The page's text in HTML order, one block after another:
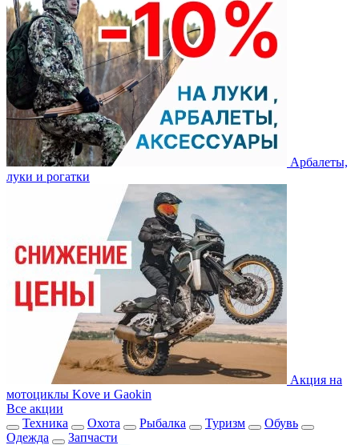
Арбалеты,
луки и рогатки
Акция на
мотоциклы Kove и Gaokin
Все акции
Техника
Охота Рыбалка Туризм
Обувь
Одежда
Запчасти